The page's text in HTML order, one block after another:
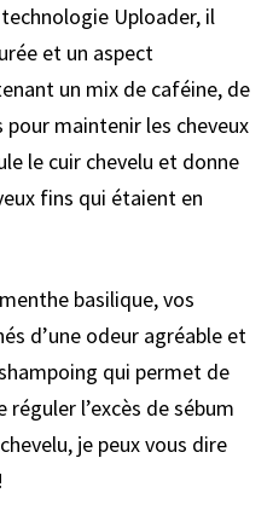
Uploader, il
et un aspect
un mix de caféine, de
maintenir les cheveux
le cuir chevelu et donne
fins qui étaient en
basilique, vos
d’une odeur agréable et
qui permet de
l’excès de sébum
je peux vous dire